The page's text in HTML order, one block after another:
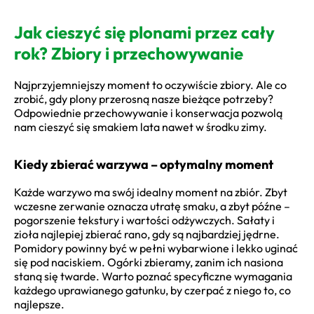
Jak cieszyć się plonami przez cały
rok? Zbiory i przechowywanie
Najprzyjemniejszy moment to oczywiście zbiory. Ale co
zrobić, gdy plony przerosną nasze bieżące potrzeby?
Odpowiednie przechowywanie i konserwacja pozwolą
nam cieszyć się smakiem lata nawet w środku zimy.
Kiedy zbierać warzywa – optymalny moment
Każde warzywo ma swój idealny moment na zbiór. Zbyt
wczesne zerwanie oznacza utratę smaku, a zbyt późne –
pogorszenie tekstury i wartości odżywczych. Sałaty i
zioła najlepiej zbierać rano, gdy są najbardziej jędrne.
Pomidory powinny być w pełni wybarwione i lekko uginać
się pod naciskiem. Ogórki zbieramy, zanim ich nasiona
staną się twarde. Warto poznać specyficzne wymagania
każdego uprawianego gatunku, by czerpać z niego to, co
najlepsze.